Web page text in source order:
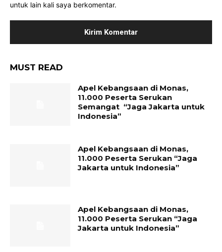
untuk lain kali saya berkomentar.
MUST READ
Apel Kebangsaan di Monas,
11.000 Peserta Serukan
Semangat “Jaga Jakarta untuk
Indonesia”
Apel Kebangsaan di Monas,
11.000 Peserta Serukan “Jaga
Jakarta untuk Indonesia”
Apel Kebangsaan di Monas,
11.000 Peserta Serukan “Jaga
Jakarta untuk Indonesia”